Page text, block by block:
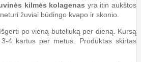
kilmės kolagenas yra itin aukštos
žuviai būdingo kvapo ir skonio.
Išgerti po vieną buteliuką per dieną. Kursą
4 kartus per metus. Produktas skirtas